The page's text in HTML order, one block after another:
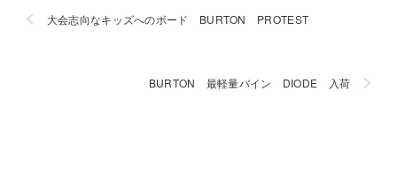
大会志向なキッズへのボード BURTON PROTEST
BURTON 最軽量バイン DIODE 入荷